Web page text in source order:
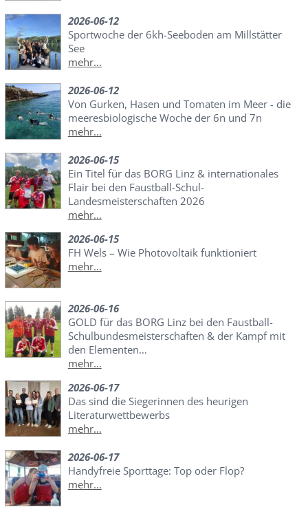
2026-06-12
Sportwoche der 6kh-Seeboden am Millstätter
See
mehr...
2026-06-12
Von Gurken, Hasen und Tomaten im Meer - die
meeresbiologische Woche der 6n und 7n
mehr...
2026-06-15
Ein Titel für das BORG Linz & internationales
Flair bei den Faustball-Schul-
Landesmeisterschaften 2026
mehr...
2026-06-15
FH Wels – Wie Photovoltaik funktioniert
mehr...
2026-06-16
GOLD für das BORG Linz bei den Faustball-
Schulbundesmeisterschaften & der Kampf mit
den Elementen…
mehr...
2026-06-17
Das sind die Siegerinnen des heurigen
Literaturwettbewerbs
mehr...
2026-06-17
Handyfreie Sporttage: Top oder Flop?
mehr...